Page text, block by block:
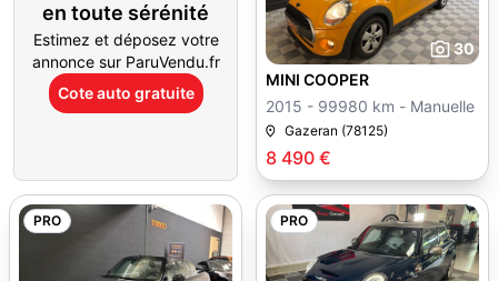
en toute sérénité
Estimez et déposez votre
annonce sur ParuVendu.fr
Cote auto gratuite
30
8 490 €
MINI COOPER
2015 - 99980 km - Manuelle
Gazeran (78125)
PRO PRO